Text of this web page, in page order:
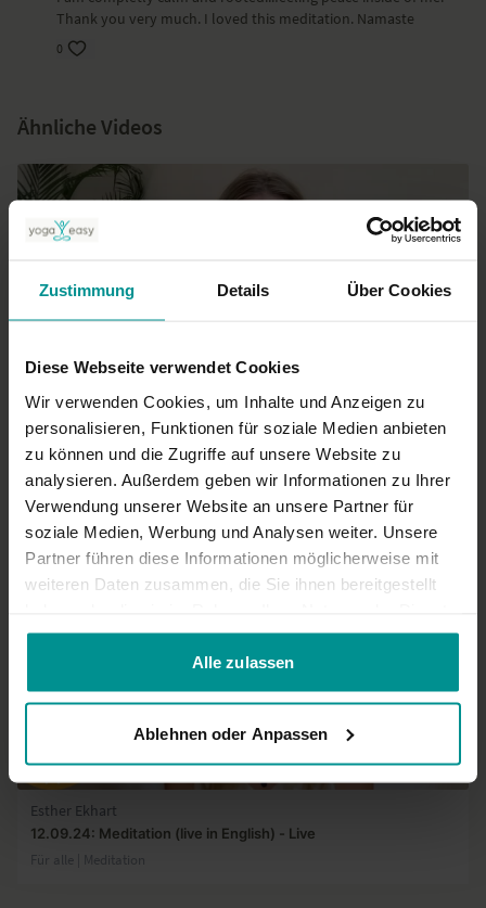
Zustimmung Details Über Cookies
Diese Webseite verwendet Cookies
Wir verwenden Cookies, um Inhalte und Anzeigen zu
personalisieren, Funktionen für soziale Medien anbieten
zu können und die Zugriffe auf unsere Website zu
analysieren. Außerdem geben wir Informationen zu Ihrer
Verwendung unserer Website an unsere Partner für
soziale Medien, Werbung und Analysen weiter. Unsere
Partner führen diese Informationen möglicherweise mit
weiteren Daten zusammen, die Sie ihnen bereitgestellt
gesammelt haben.
Alle zulassen
Ablehnen oder Anpassen
Du findest Stille und Präsenz in dir selbst. Egal wie wild die Welt um
dich herum sein mag.
Dieses Video ist eine Aufzeichnung einer unserer Live-Klassen, daher
YogaEasy-Qualität entspricht.
Thank you very much. I loved this meditation. Namaste
0
Ähnliche Videos
Esther Ekhart
14.11.24: Meditation (live in English)
Für alle | Meditation
21:28
Esther Ekhart
12.09.24: Meditation (live in English) - Live
Für alle | Meditation